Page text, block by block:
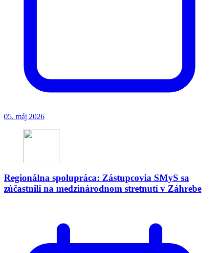
05. máj 2026
Regionálna spolupráca: Zástupcovia SMyS sa
zúčastnili na medzinárodnom stretnutí v Záhrebe